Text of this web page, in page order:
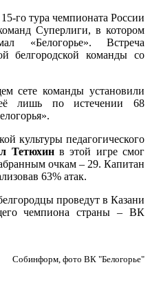
го тура чемпионата России
Суперлиги, в котором
«Белогорье». Встреча
белгородской команды со
сете команды установили
лишь по истечении 68
культуры педагогического
Тетюхинв этой игре смог
очкам – 29. Капитан
63% атак.
проведут в Казани
чемпиона страны – ВК
Собинформ, фото ВК "Белогорье"